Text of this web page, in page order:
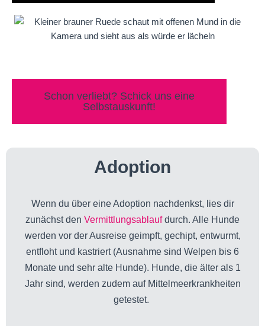
Schon verliebt? Schick uns eine
Selbstauskunft!
Adoption
Wenn du über eine Adoption nachdenkst, lies dir
zunächst den Vermittlungsablaufdurch. Alle Hunde
werden vor der Ausreise geimpft, gechipt, entwurmt,
entfloht und kastriert (Ausnahme sind Welpen bis 6
Monate und sehr alte Hunde). Hunde, die älter als 1
Jahr sind, werden zudem auf Mittelmeerkrankheiten
getestet.